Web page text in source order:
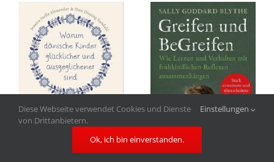
Diese Webseite verwendet Cookies und Dienste
von Drittanbietern.
Einstellungen
Ok, ich bin einverstanden.